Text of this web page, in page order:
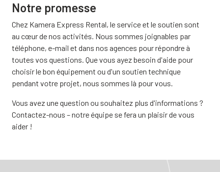
Notre promesse
Chez Kamera Express Rental, le service et le soutien sont
au cœur de nos activités. Nous sommes joignables par
téléphone, e-mail et dans nos agences pour répondre à
toutes vos questions. Que vous ayez besoin d'aide pour
choisir le bon équipement ou d'un soutien technique
pendant votre projet, nous sommes là pour vous.
Vous avez une question ou souhaitez plus d'informations ?
Contactez-nous – notre équipe se fera un plaisir de vous
aider !